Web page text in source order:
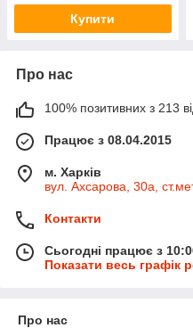
Купити
Про нас
100% позитивних з 213
Працює з 08.04.2015
м. Харків
вул. Ахсарова, 30а,
Контакти
Сьогодні працює з
Показати весь графік
Про нас